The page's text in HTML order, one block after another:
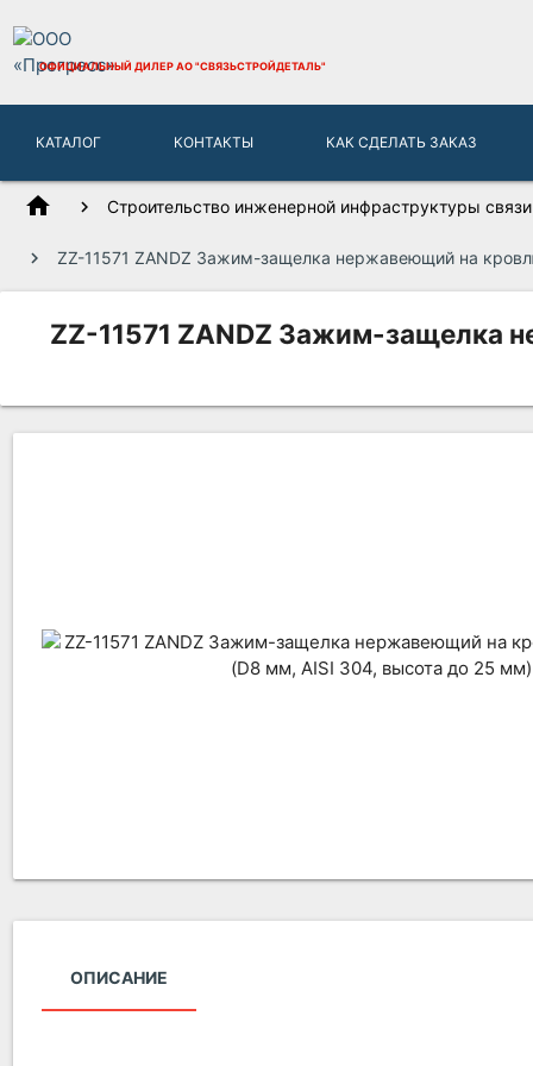
ОФИЦИАЛЬНЫЙ ДИЛЕРАО "СВЯЗЬСТРОЙДЕТАЛЬ"
КАТАЛОГ КОНТАКТЫ КАК СДЕЛАТЬ ЗАКАЗ
home Строительство инженерной инфраструктуры
ZZ-11571 ZANDZ Зажим-защелка нержавеющий на
ZZ-11571 ZANDZ Зажим-защелка
ОПИСАНИЕ